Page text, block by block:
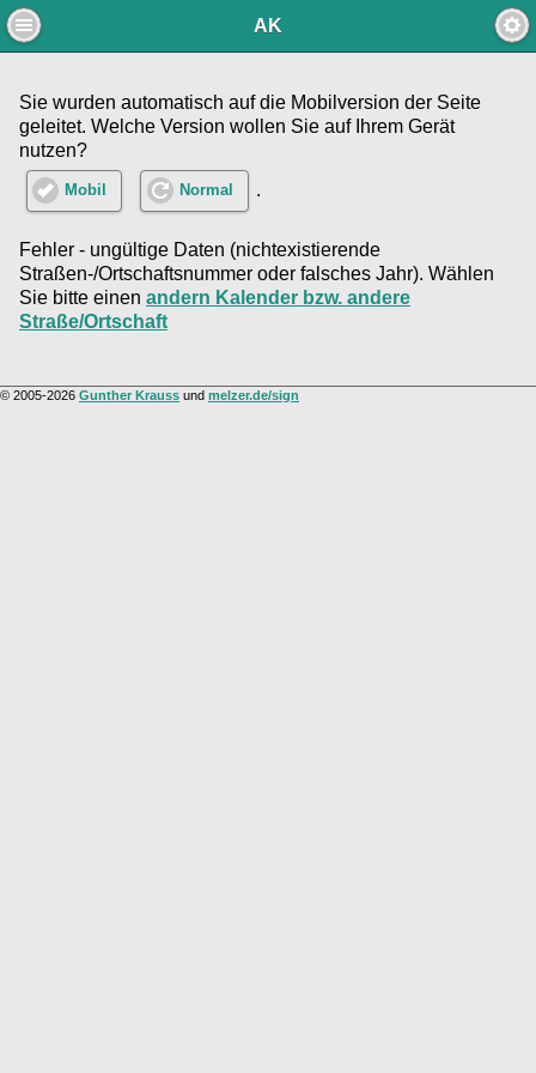
AK
Sie wurden automatisch auf die Mobilversion der Seite
geleitet. Welche Version wollen Sie auf Ihrem Gerät
nutzen?
Mobil Normal .
Fehler - ungültige Daten (nichtexistierende
Straßen-/Ortschaftsnummer oder falsches Jahr). Wählen
Sie bitte einen andern Kalender bzw. andere
Straße/Ortschaft
© 2005-2026 Gunther Krauss und melzer.de/sign